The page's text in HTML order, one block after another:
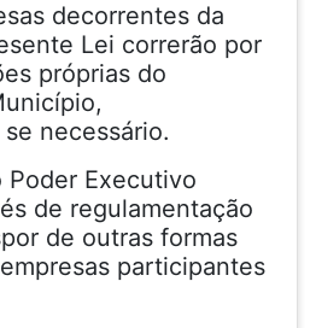
decorrentes da
Lei correrão por
próprias do
necessário.
Poder Executivo
de regulamentação
de outras formas
participantes